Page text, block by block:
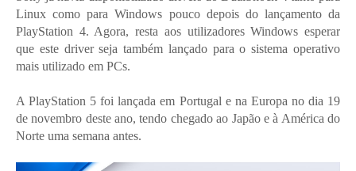
Linux como para Windows pouco depois do lançamento da
PlayStation 4. Agora, resta aos utilizadores Windows esperar
que este driver seja também lançado para o sistema operativo
mais utilizado em PCs.
A PlayStation 5 foi lançada em Portugal e na Europa no dia 19
de novembro deste ano, tendo chegado ao Japão e à América do
Norte uma semana antes.